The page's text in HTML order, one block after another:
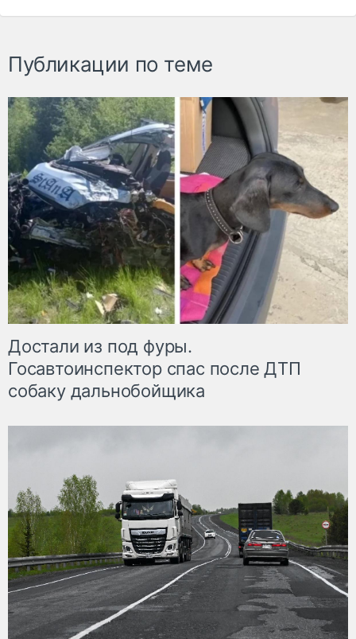
Публикации по теме
Достали из под фуры.
Госавтоинспектор спас после ДТП
собаку дальнобойщика